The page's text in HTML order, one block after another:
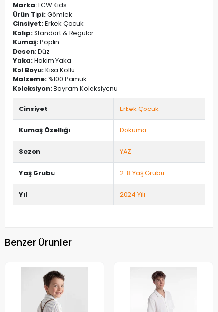
Marka:LCW Kids
Ürün Tipi:Gömlek
Cinsiyet:Erkek Çocuk
Kalıp:Standart & Regular
Kumaş:Poplin
Desen:Düz
Yaka:Hakim Yaka
Kol Boyu:Kısa Kollu
Malzeme: %100 Pamuk
Koleksiyon:Bayram Koleksiyonu
Cinsiyet Erkek Çocuk
Kumaş Özelliği Dokuma
Sezon YAZ
Yaş Grubu 2-8 Yaş Grubu
Yıl 2024 Yılı
Benzer Ürünler